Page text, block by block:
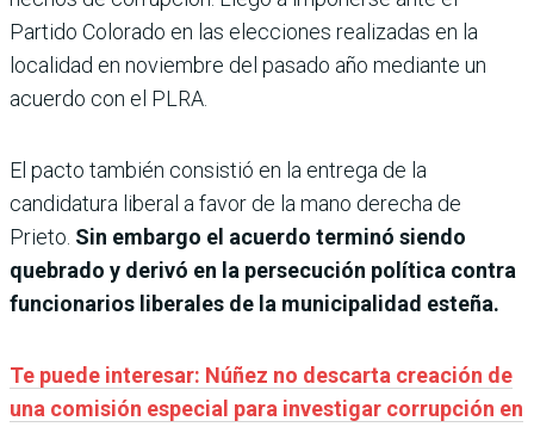
Partido Colorado en las elecciones realizadas en la
localidad en noviembre del pasado año mediante un
acuerdo con el PLRA.
El pacto también consistió en la entrega de la
candidatura liberal a favor de la mano derecha de
Prieto. Sin embargo el acuerdo terminó siendo
quebrado y derivó en la persecución política contra
funcionarios liberales de la municipalidad esteña.
Te puede interesar: Núñez no descarta creación de
una comisión especial para investigar corrupción en